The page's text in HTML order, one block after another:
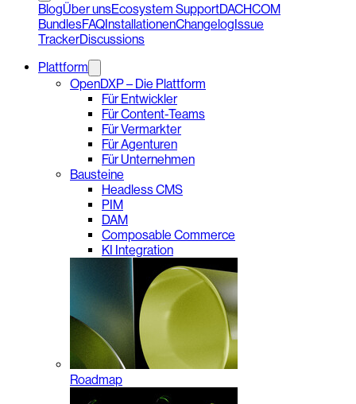
BlogÜber unsEcosystem SupportDACHCOM
BundlesFAQInstallationenChangelogIssue
TrackerDiscussions
Plattform
OpenDXP – Die Plattform
Für Entwickler
Für Content-Teams
Für Vermarkter
Für Agenturen
Für Unternehmen
Bausteine
Headless CMS
PIM
DAM
Composable Commerce
KI Integration
Roadmap